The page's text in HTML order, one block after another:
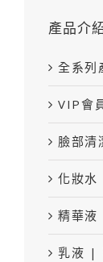
產品介
全系列
VIP會
臉部清
化妝水
精華液
乳液 |